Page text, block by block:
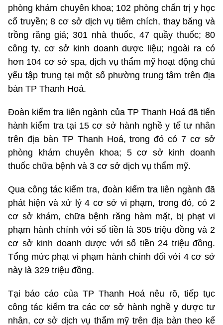
phòng khám chuyên khoa; 102 phòng chẩn trị y học
cổ truyền; 8 cơ sở dịch vụ tiêm chích, thay băng và
trồng răng giả; 301 nhà thuốc, 47 quầy thuốc; 80
công ty, cơ sở kinh doanh dược liệu; ngoài ra có
hơn 104 cơ sở spa, dịch vụ thẩm mỹ hoạt động chủ
yếu tập trung tại một số phường trung tâm trên địa
bàn TP Thanh Hoá.
Đoàn kiểm tra liên ngành của TP Thanh Hoá đã tiến
hành kiểm tra tại 15 cơ sở hành nghề y tế tư nhân
trên địa bàn TP Thanh Hoá, trong đó có 7 cơ sở
phòng khám chuyên khoa; 5 cơ sở kinh doanh
thuốc chữa bệnh và 3 cơ sở dịch vụ thẩm mỹ.
Qua công tác kiểm tra, đoàn kiểm tra liên ngành đã
phát hiện và xử lý 4 cơ sở vi phạm, trong đó, có 2
cơ sở khám, chữa bệnh răng hàm mặt, bị phạt vi
phạm hành chính với số tiền là 305 triệu đồng và 2
cơ sở kinh doanh dược với số tiền 24 triệu đồng.
Tổng mức phạt vi phạm hành chính đối với 4 cơ sở
này là 329 triệu đồng.
Tại báo cáo của TP Thanh Hoá nêu rõ, tiếp tục
công tác kiểm tra các cơ sở hành nghề y dược tư
nhân, cơ sở dịch vụ thẩm mỹ trên địa bàn theo kế